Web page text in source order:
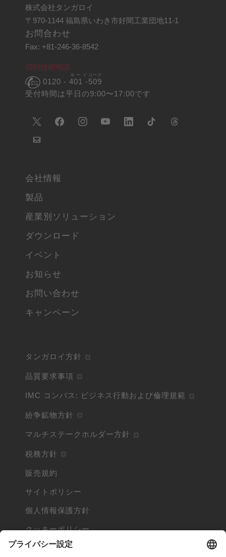
株式会社タンガロイ
〒970-1144 福島県いわき市好間工業団地11-1
お問合わせ
Fax: +81-246-36-8542
切削技術相談
0120 - 401 -
ヨーイ
509
コーグ
受付時間は平日の9:00〜17:00です
会社情報
製品
産業別ソリューション
ダウンロード
イベント
お知らせ
お問い合わせ
キャンペーン
タンガロイ方針
品質要求事項
IMC コンパス: ビジネス行動および倫理規範
紛争鉱物方針
マルチステークホルダー方針
税務方針
販売規約
サイトポリシー
個人情報保護方針
クッキーポリシー
Cookieとは